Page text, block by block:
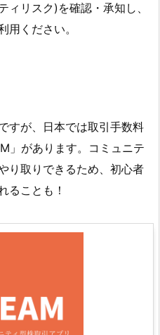
ィリスク)を確認・承知し、
用ください。
すが、日本では取引手数料
」があります。コミュニテ
り取りできるため、初心者
ることも！